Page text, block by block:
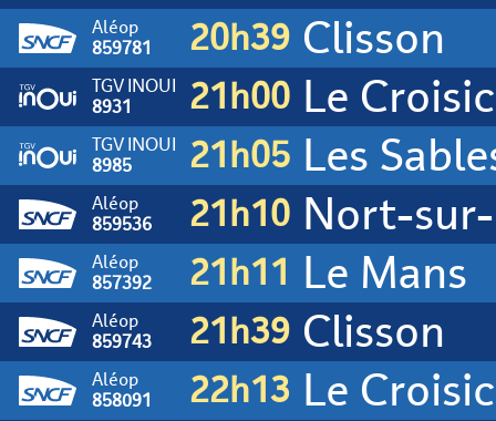
Aléop
859781
20h39 Clisson
TGV INOUI
8931
21h00 Le Croisic
TGV INOUI
8985
21h05 Les
Aléop
859536
21h10 Nort-
Aléop
857392
21h11 Le Mans
Aléop
859743
21h39 Clisson
Aléop
858091
22h13 Le Croisic